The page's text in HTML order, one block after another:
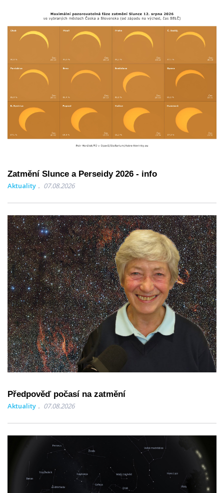
Zatmění Slunce a Perseidy 2026 - info
Aktuality 07.08.2026
Předpověď počasí na zatmění
Aktuality 07.08.2026